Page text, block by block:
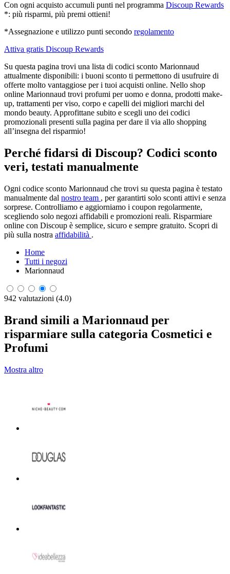
Con ogni acquisto accumuli punti nel programma Discoup Rewards
*: più risparmi, più premi ottieni!
*Assegnazione e utilizzo punti secondo regolamento
Attiva gratis Discoup Rewards
Su questa pagina trovi una lista di codici sconto Marionnaud
attualmente disponibili: i buoni sconto ti permettono di usufruire di
offerte molto vantaggiose per i tuoi acquisti online. Nello shop
online Marionnaud trovi profumi per uomo e donna, prodotti make-
up, trattamenti per viso, corpo e capelli dei migliori marchi del
mondo beauty. Approfittane subito e scegli uno dei codici
promozionali presenti sulla pagina per dare il via allo shopping
all’insegna del risparmio!
Perché fidarsi di Discoup? Codici sconto
veri, testati manualmente
Ogni codice sconto Marionnaud che trovi su questa pagina è testato
manualmente dal nostro team , per garantirti solo sconti attivi e senza
sorprese. Controlliamo e aggiorniamo i coupon regolarmente,
scegliendo solo negozi affidabili e promozioni reali. Risparmiare
online con Discoup è semplice, sicuro e sempre gratuito. Scopri di
più sulla nostra affidabilità .
Home
Tutti i negozi
Marionnaud
942 valutazioni (4.0)
Brand simili a Marionnaud per
risparmiare sulla categoria Cosmetici e
Profumi
Mostra altro